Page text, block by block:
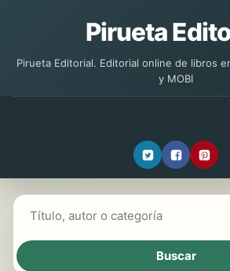
Pirueta
Pirueta Editorial. Editorial online de libros
y MOBI